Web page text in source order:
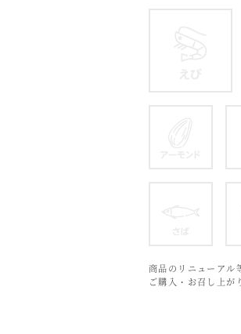
商品のリニューアル
ご購入・お召し上が